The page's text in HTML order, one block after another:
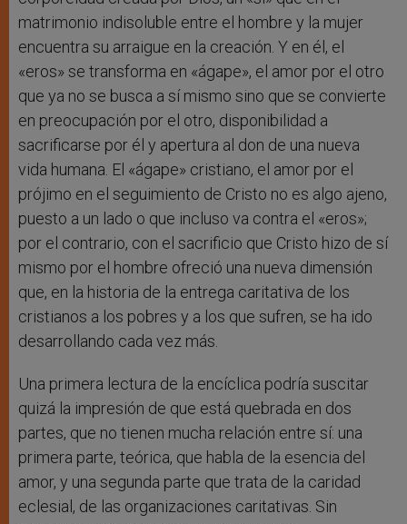
matrimonio indisoluble entre el hombre y la mujer
encuentra su arraigue en la creación. Y en él, el
«eros» se transforma en «ágape», el amor por el otro
que ya no se busca a sí mismo sino que se convierte
en preocupación por el otro, disponibilidad a
sacrificarse por él y apertura al don de una nueva
vida humana. El «ágape» cristiano, el amor por el
prójimo en el seguimiento de Cristo no es algo ajeno,
puesto a un lado o que incluso va contra el «eros»;
por el contrario, con el sacrificio que Cristo hizo de sí
mismo por el hombre ofreció una nueva dimensión
que, en la historia de la entrega caritativa de los
cristianos a los pobres y a los que sufren, se ha ido
desarrollando cada vez más.
Una primera lectura de la encíclica podría suscitar
quizá la impresión de que está quebrada en dos
partes, que no tienen mucha relación entre sí: una
primera parte, teórica, que habla de la esencia del
amor, y una segunda parte que trata de la caridad
eclesial, de las organizaciones caritativas. Sin